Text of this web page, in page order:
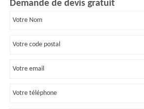
Demande de devis gratuit